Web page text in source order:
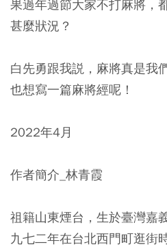
果過年過節大家不打麻將，
甚麼狀況？
白先勇跟我説，麻將真是我
也想寫一篇麻將經呢！
2022年4月
作者簡介_林青霞
祖籍山東煙台，生於臺灣嘉
九七二年在台北西門町逛街